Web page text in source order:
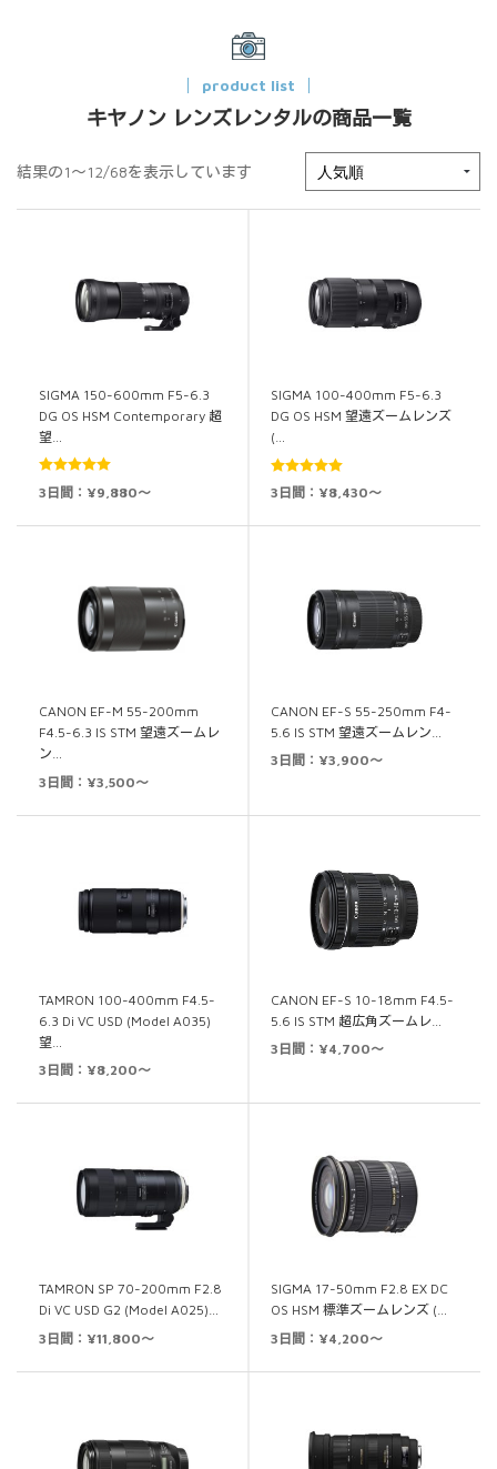
product list
キヤノン レンズレンタルの商品一覧
結果の1～12/68を表示しています
SIGMA 150-600mm F5-6.3
DG OS HSM Contemporary 超
望…
5段階中
3日間：¥9,880～
SIGMA 100-400mm F5-6.3
DG OS HSM 望遠ズームレンズ
(…
5段階中
3日間：¥8,430～
CANON EF-M 55-200mm
F4.5-6.3 IS STM 望遠ズームレ
ン…
3日間：¥3,500～
CANON EF-S 55-250mm F4-
5.6 IS STM 望遠ズームレン…
3日間：¥3,900～
TAMRON 100-400mm F4.5-
6.3 Di VC USD (Model A035)
望…
3日間：¥8,200～
CANON EF-S 10-18mm F4.5-
5.6 IS STM 超広角ズームレ…
3日間：¥4,700～
TAMRON SP 70-200mm F2.8
Di VC USD G2 (Model A025)…
3日間：¥11,800～
SIGMA 17-50mm F2.8 EX DC
OS HSM 標準ズームレンズ (…
3日間：¥4,200～